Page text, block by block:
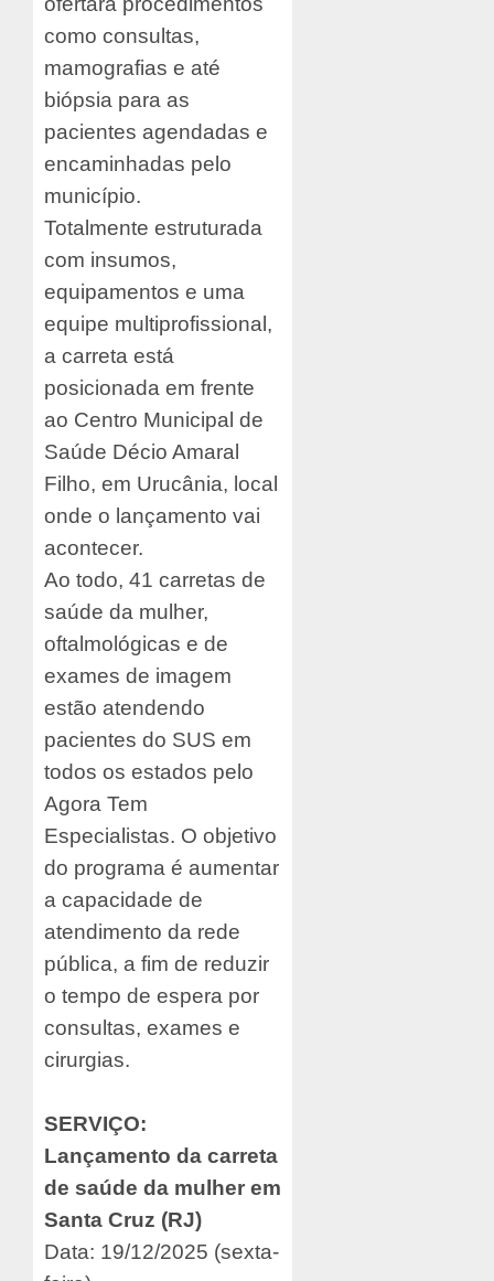
como consultas,
mamografias e até
biópsia para as
pacientes agendadas e
encaminhadas pelo
município.
Totalmente estruturada
com insumos,
equipamentos e uma
equipe multiprofissional,
a carreta está
posicionada em frente
ao Centro Municipal de
Saúde Décio Amaral
Filho, em Urucânia, local
onde o lançamento vai
acontecer.
Ao todo, 41 carretas de
saúde da mulher,
oftalmológicas e de
exames de imagem
estão atendendo
pacientes do SUS em
todos os estados pelo
Agora Tem
Especialistas. O objetivo
do programa é aumentar
a capacidade de
atendimento da rede
pública, a fim de reduzir
o tempo de espera por
consultas, exames e
cirurgias.
SERVIÇO:
Lançamento da carreta
de saúde da mulher em
Santa Cruz (RJ)
Data: 19/12/2025 (sexta-